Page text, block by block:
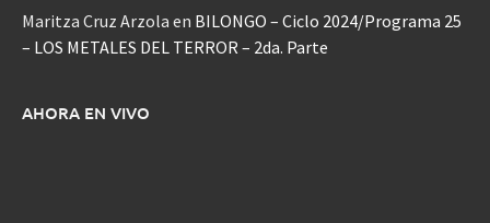
Maritza Cruz Arzola en BILONGO – Ciclo 2024/Programa 25
– LOS METALES DEL TERROR – 2da. Parte
AHORA EN VIVO